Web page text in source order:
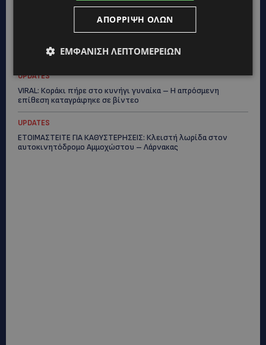
27χρονου – Φέρεται να παραπλάνησε την Αστυνομία
40άρια – Πότε τίθεται σε ισχύ
UPDATES
VIRAL: Κοράκι πήρε στο κυνήγι γυναίκα – Η απρόσμενη
επίθεση καταγράφηκε σε βίντεο
UPDATES
ΕΤΟΙΜΑΣΤΕΙΤΕ ΓΙΑ ΚΑΘΥΣΤΕΡΗΣΕΙΣ: Κλειστή λωρίδα στον
αυτοκινητόδρομο Αμμοχώστου – Λάρνακας
ΑΠΌΡΡΙΨΗ ΌΛΩΝ
ΕΜΦΆΝΙΣΗ ΛΕΠΤΟΜΕΡΕΙΏΝ